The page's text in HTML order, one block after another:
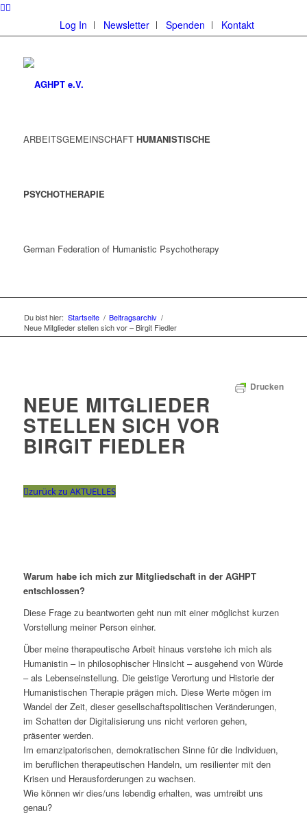
Log In Newsletter Spenden Kontakt
ARBEITSGEMEINSCHAFT HUMANISTISCHE
PSYCHOTHERAPIE
German Federation of Humanistic Psychotherapy
Du bist hier: Startseite / Beitragsarchiv /
Neue Mitglieder stellen sich vor – Birgit Fiedler
Drucken
NEUE MITGLIEDER
STELLEN SICH VOR
BIRGIT FIEDLER
zurück zu AKTUELLES
Warum habe ich mich zur Mitgliedschaft in der AGHPT
entschlossen?
Diese Frage zu beantworten geht nun mit einer möglichst kurzen
Vorstellung meiner Person einher.
Über meine therapeutische Arbeit hinaus verstehe ich mich als
Humanistin – in philosophischer Hinsicht – ausgehend von Würde
– als Lebenseinstellung. Die geistige Verortung und Historie der
Humanistischen Therapie prägen mich. Diese Werte mögen im
Wandel der Zeit, dieser gesellschaftspolitischen Veränderungen,
im Schatten der Digitalisierung uns nicht verloren gehen,
präsenter werden.
Im emanzipatorischen, demokratischen Sinne für die Individuen,
im beruflichen therapeutischen Handeln, um resilienter mit den
Krisen und Herausforderungen zu wachsen.
Wie können wir dies/uns lebendig erhalten, was umtreibt uns
genau?